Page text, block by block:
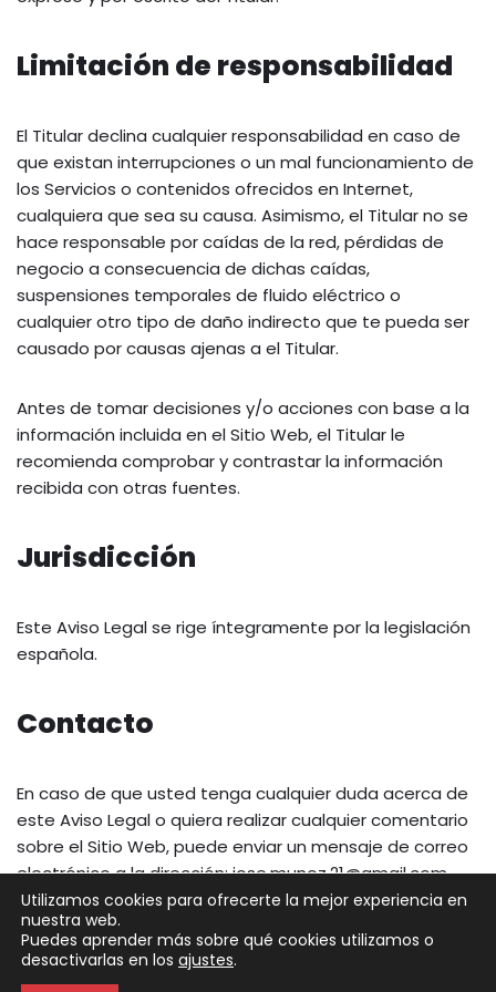
Limitación de responsabilidad
El Titular declina cualquier responsabilidad en caso de
que existan interrupciones o un mal funcionamiento de
los Servicios o contenidos ofrecidos en Internet,
cualquiera que sea su causa. Asimismo, el Titular no se
hace responsable por caídas de la red, pérdidas de
negocio a consecuencia de dichas caídas,
suspensiones temporales de fluido eléctrico o
cualquier otro tipo de daño indirecto que te pueda ser
causado por causas ajenas a el Titular.
Antes de tomar decisiones y/o acciones con base a la
información incluida en el Sitio Web, el Titular le
recomienda comprobar y contrastar la información
recibida con otras fuentes.
Jurisdicción
Este Aviso Legal se rige íntegramente por la legislación
española.
Contacto
En caso de que usted tenga cualquier duda acerca de
este Aviso Legal o quiera realizar cualquier comentario
sobre el Sitio Web, puede enviar un mensaje de correo
electrónico a la dirección: jose.munoz.21@gmail.com
Neve| Funciona gracias aWordPress
Política de Privacidad
Utilizamos cookies para ofrecerte la mejor experiencia en
nuestra web.
Puedes aprender más sobre qué cookies utilizamos o
desactivarlas en los ajustes.